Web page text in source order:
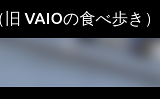
スキップしてメイン コンテンツに移動
VAIOの食べ歩き）